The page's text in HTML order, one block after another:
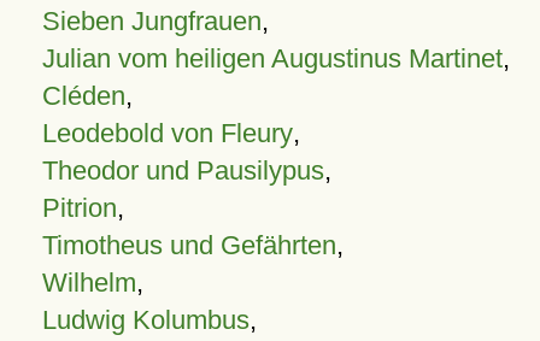
Sieben Jungfrauen,
Julian vom heiligen Augustinus Martinet,
Cléden,
Leodebold von Fleury,
Theodor und Pausilypus,
Pitrion,
Timotheus und Gefährten,
Wilhelm,
Ludwig Kolumbus,